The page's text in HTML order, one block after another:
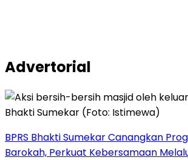
Advertorial
BPRS Bhakti Sumekar Canangkan
Barokah, Perkuat Kebersamaan